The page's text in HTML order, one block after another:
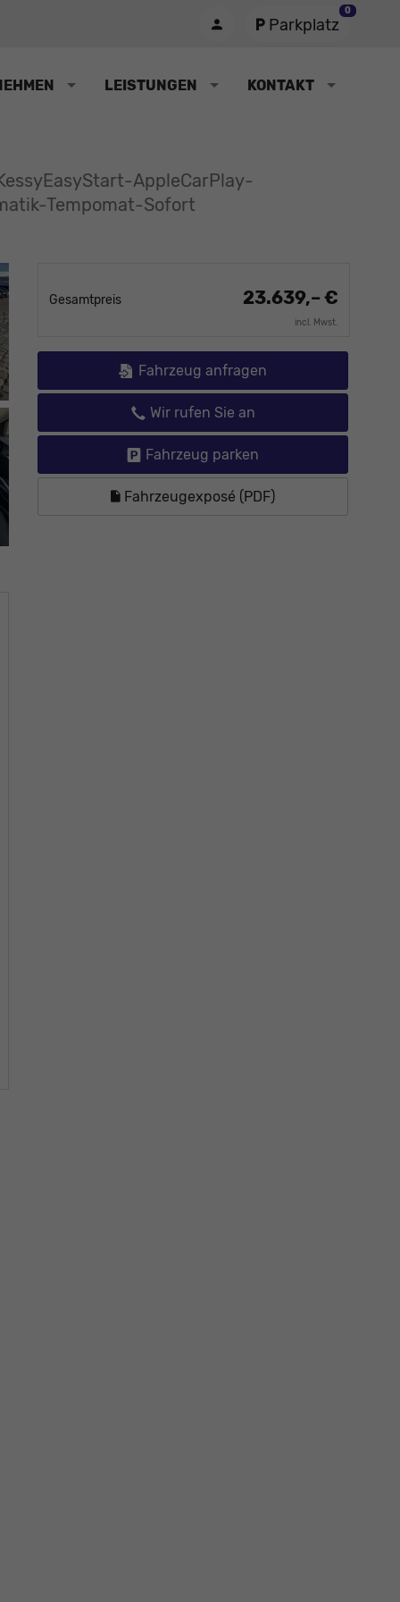
Parkplatz
0
LEISTUNGEN KONTAKT
AppleCarPlay-
Tempomat-Sofort
Gesamtpreis 23.639,– €
incl. Mwst.
Fahrzeug anfragen
Wir rufen Sie an
Fahrzeug parken
Fahrzeugexposé (PDF)